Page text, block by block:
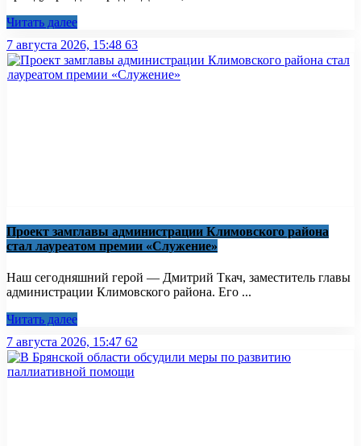
Читать далее
7 августа 2026, 15:48 63
Проект замглавы администрации Климовского района
стал лауреатом премии «Служение»
Наш сегодняшний герой — Дмитрий Ткач, заместитель главы
администрации Климовского района. Его ...
Читать далее
7 августа 2026, 15:47 62